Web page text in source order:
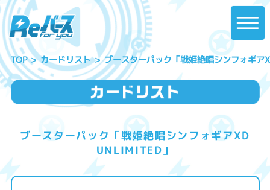
TOP カードリスト ブースターパック「戦姫絶唱シンフォギア
ブースターパック「戦姫絶唱シンフォギアXD
UNLIMITED」